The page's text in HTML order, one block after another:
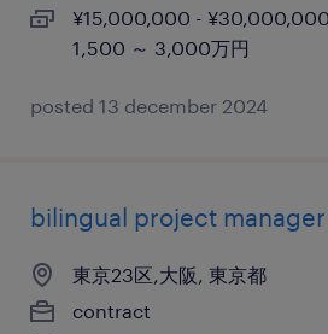
¥15,000,000 -
1,500 ～ 3,000万円
posted 13 december 2024
bilingual project manager
東京23区,大阪, 東京都
contract